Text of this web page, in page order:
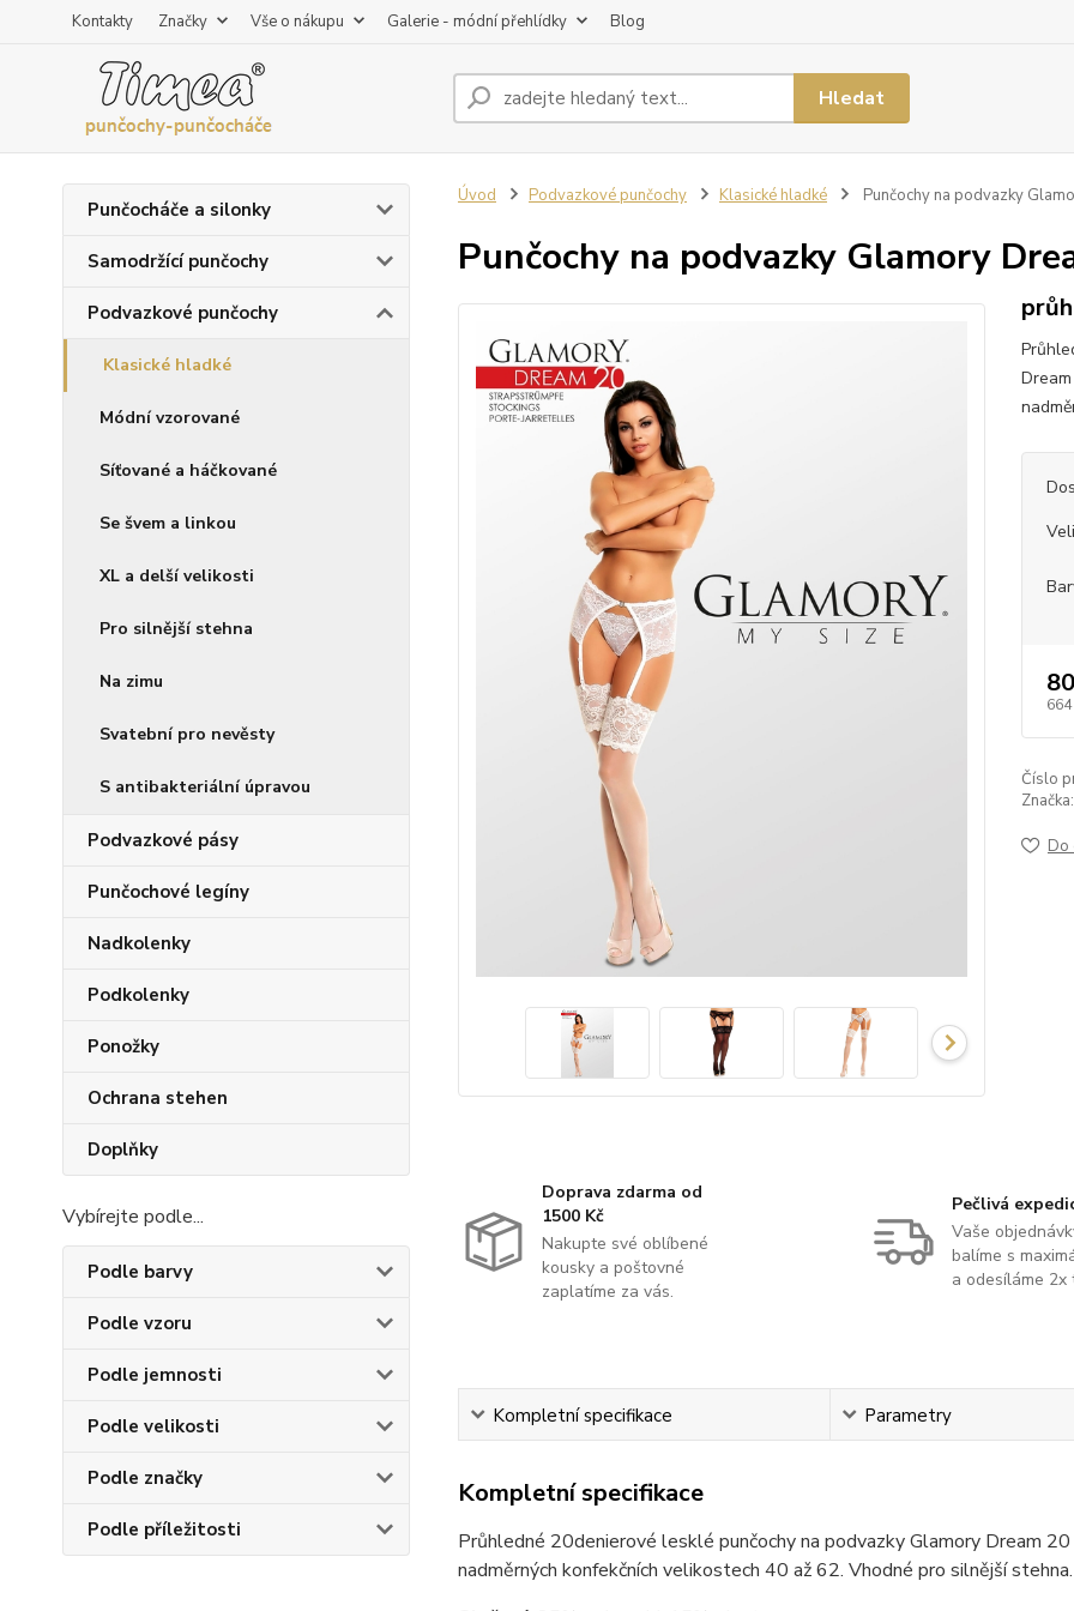
Kontakty Značky Vše o nákupu Galerie - módní přehlídky Blog
Hledat
Punčocháče a silonky
Samodržící punčochy
Podvazkové punčochy
Klasické hladké
Módní vzorované
Síťované a háčkované
Se švem a linkou
XL a delší velikosti
Pro silnější stehna
Na zimu
Svatební pro nevěsty
S antibakteriální úpravou
Podvazkové pásy
Punčochové legíny
Nadkolenky
Podkolenky
Ponožky
Ochrana stehen
Doplňky
Vybírejte podle...
Podle barvy
Podle vzoru
Podle jemnosti
Podle velikosti
Podle značky
Podle příležitosti
Úvod Podvazkové punčochy Klasické hladké Punčochy na podvazky
Punčochy na podvazky Glamory
664
Číslo
Značka:
Do
Doprava zdarma od
1500 Kč
Nakupte své oblíbené
kousky a poštovné
zaplatíme za vás.
Pečlivá
Vaše
balíme s
a odesíláme 2x
Kompletní specifikace Parametry
Kompletní specifikace
Průhledné 20denierové lesklé punčochy na podvazky Glamory Dream
nadměrných konfekčních velikostech 40 až 62. Vhodné pro silnější stehna.